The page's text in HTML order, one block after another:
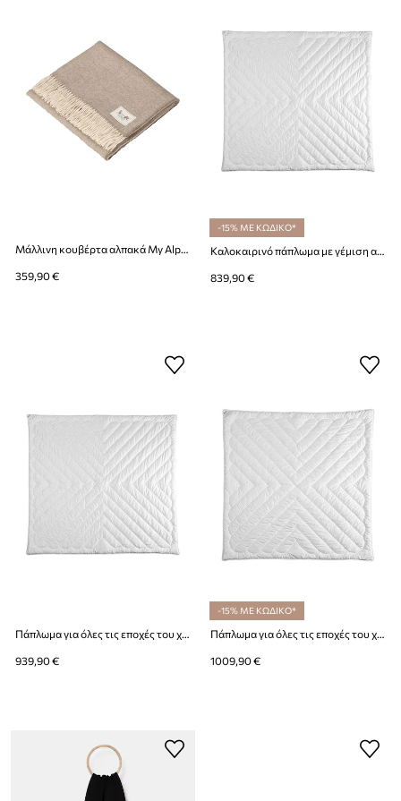
Μάλλινη κουβέρτα αλπακά My Alpaca Fishbone 150 x 200 cm
359,90 €
-15% ΜΕ ΚΩΔΙΚΟ*
839,90 €
Πάπλωμα για όλες τις εποχές του χρόνου με γέμιση από μαλλί αλπακά My Alpaca 200 x 200 cm
939,90 €
-15% ΜΕ ΚΩΔΙΚΟ*
Πάπλωμα για όλες τις εποχές του χρόνου με γέμιση από μαλλί αλπακά My Alpaca 220 x 200 cm
1009,90 €